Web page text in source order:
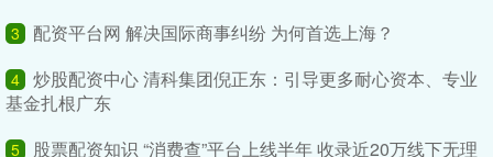
3 配资平台网 解决国际商事纠纷 为何首选上海？
4 炒股配资中心 清科集团倪正东：引导更多耐心资本、专业
基金扎根广东
5
股票配资知识 “消费查”平台上线半年 收录近20万线下无理